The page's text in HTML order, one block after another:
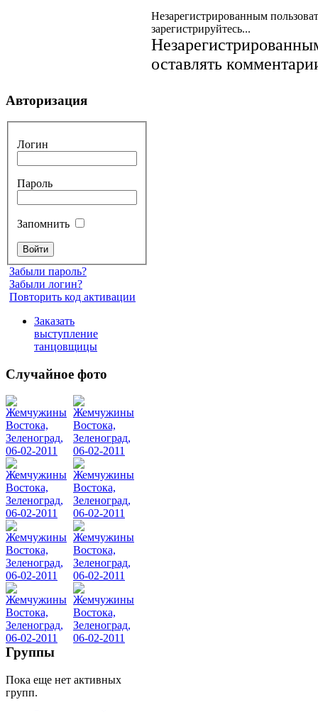
Незарегистрированным
зарегистрируйтесь...
оставлять
Авторизация
Логин
Пароль
Запомнить
Забыли пароль?
Забыли логин?
Повторить код активации
Заказать
выступление
танцовщицы
Случайное фото
Группы
Пока еще нет активных
групп.